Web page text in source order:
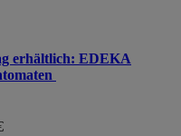
erhältlich: EDEKA